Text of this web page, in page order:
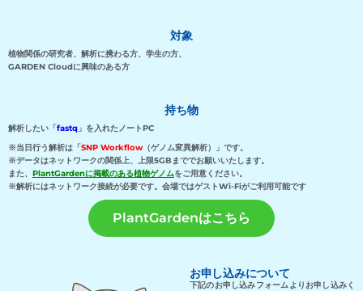
対象
植物関係の研究者、解析に携わる方、学生の方、
GARDEN Cloudに興味のある方
持ち物
解析したい「fastq 」を入れたノートPC
※当日行う解析は「SNP Workflow（ゲノム変異解析）」です。
※データはネットワークの関係上、上限5GBまででお願いいたします。
また、 PlantGardenに掲載のある植物ゲノムをご用意ください。
※解析にはネットワーク接続が必要です。会場ではゲストWi-Fiがご利用可能です
PlantGardenはこちら
お申し込みについて
下記のお申し込みフォームよりお申し込みく